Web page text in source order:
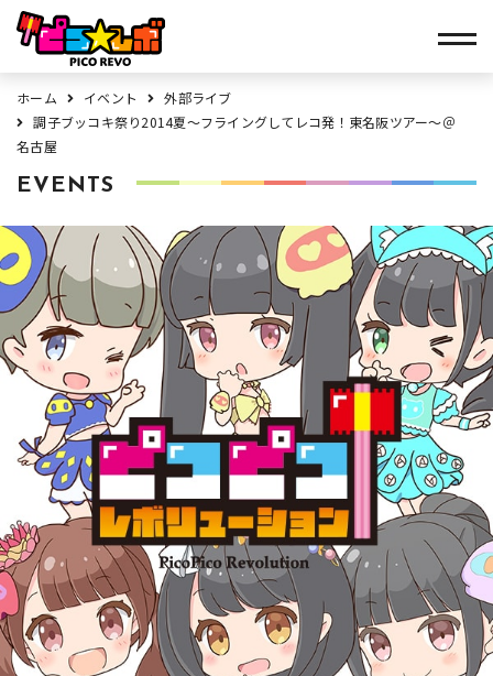
ホーム イベント
外部ライブ
調子ブッコキ祭り2014夏～フライングしてレコ発！東名阪ツアー～＠
名古屋
EVENTS